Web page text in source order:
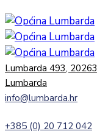
Lumbarda 493, 20263
Lumbarda
info@lumbarda.hr
+385 (0) 20 712 042